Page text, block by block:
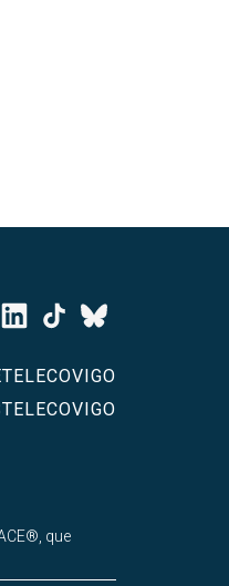
YoutubeLinkedinTiktok
Bluesky
que